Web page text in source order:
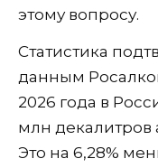
этому вопросу.
Статистика
данным
2026 года в
млн декалитров
Это на 6,28%